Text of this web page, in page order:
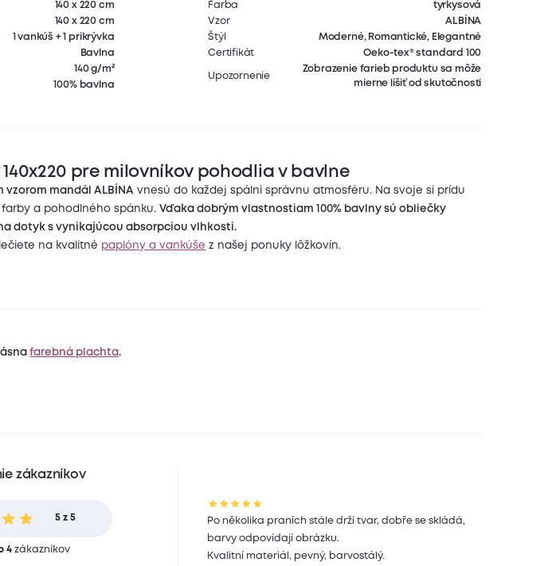
140 x 220 cm
140 x 220 cm
1 vankúš + 1 prikrývka
Bavlna
140 g/m²
100% bavlna
Farba
tyrkysová
Vzor
ALBÍNA
Štýl
Moderné, Romantické, Elegantné
Certifikát
Oeko-tex® standard 100
Upozornenie
Zobrazenie farieb produktu sa môže
mierne líšiť od skutočnosti
pre milovníkov pohodlia v bavlne
vzorom mandál ALBÍNA vnesú do každej spálni správnu atmosféru. Na svoje si prídu
farby a pohodlného spánku. Vďaka dobrým vlastnostiam 100% bavlny sú obliečky
dotyk s vynikajúcou absorpciou vlhkosti.
na kvalitné paplóny a vankúše z našej ponuky lôžkovín.
farebná plachta.
zákazníkov
5 z 5
4zákazníkov
Po několika praních stále drží tvar, dobře se skládá,
barvy odpovídají obrázku.
Kvalitní materiál, pevný, barvostálý.